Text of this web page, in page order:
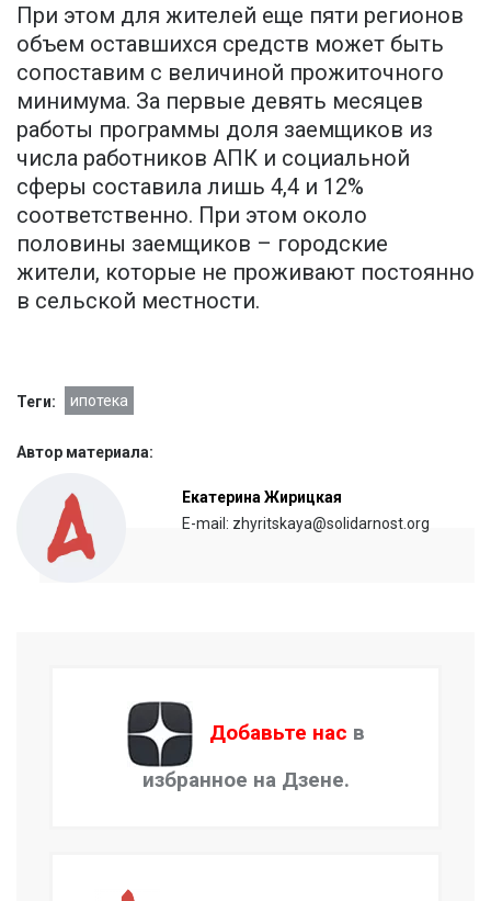
При этом для жителей еще пяти регионов
объем оставшихся средств может быть
сопоставим с величиной прожиточного
минимума. За первые девять месяцев
работы программы доля заемщиков из
числа работников АПК и социальной
сферы составила лишь 4,4 и 12%
соответственно. При этом около
половины заемщиков – городские
жители, которые не проживают постоянно
в сельской местности.
Теги: ипотека
Автор материала:
Екатерина Жирицкая
E-mail: zhyritskaya@solidarnost.org
Добавьте нас в
избранное на Дзене.